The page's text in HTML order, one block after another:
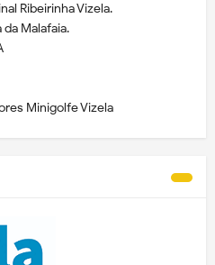
Ribeirinha Vizela.
da Malafaia.
Minigolfe Vizela